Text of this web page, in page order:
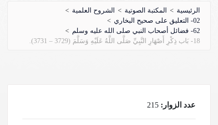
الرئيسية > المكتبة الصوتية > الشروح العلمية >
02- التعليق على صحيح البخاري
>
62- فضائل أصحاب النبي صلى الله عليه وسلم
>
18- بَاب ذِكْرِ أَصْهَارِ النَّبِيِّ صَلَّى اللَّهُ عَلَيْهِ وَسَلَّمَ (3729 – 3731).
عدد الزوار: 215